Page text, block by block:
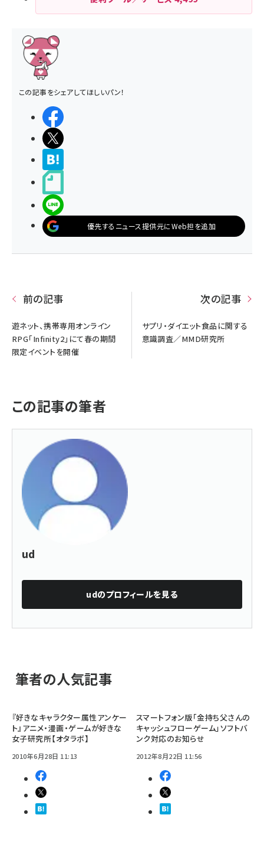
この記事をシェアしてほしいパン！
優先するニュース提供元にWeb担を追加
前の記事
遊ネット、携帯専用オンライン
RPG「Infinity2」にて春の期間
限定イベントを開催
次の記事
サプリ・ダイエット食品に関する
意識調査／MMD研究所
この記事の筆者
ud
udのプロフィールを見る
筆者の人気記事
『好きなキャラクター属性アンケー
ト』アニメ・漫画・ゲームが好きな
女子研究所【オタラボ】
2010年6月28日 11:13
スマートフォン版「金持ち父さんの
キャッシュフローゲーム」ソフトバ
ンク対応のお知らせ
2012年8月22日 11:56